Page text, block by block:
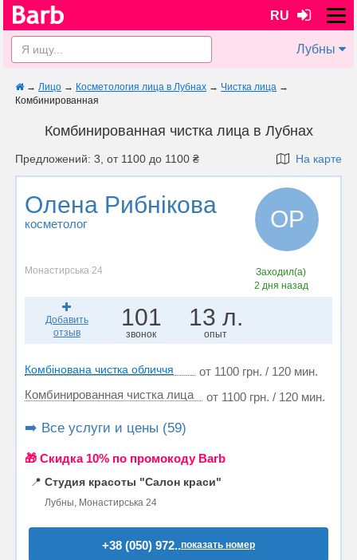
RU
Лубны
→ Лицо → Косметология лица в Лубнах → Чистка лица →
Комбинированная
Комбинированная чистка лица в Лубнах
Предложений: 3, от 1100 до 1100 ₴ На карте
Олена Рибнікова
косметолог ОР
Монастирська 24
Заходил(а)
2 дня назад
Добавить
отзыв
101
звонок
13 л.
опыт
Комбінована чистка обличчя
от 1100 грн. / 120 мин.
Комбинированная чистка лица
от 1100 грн. / 120 мин.
➡️ Все услуги и цены (59)
🎁 Cкидка 10% по промокоду Barb
📍 Студия красоты "Салон краси"
Лубны, Монастирська 24
+38 (050) 972..показать номер